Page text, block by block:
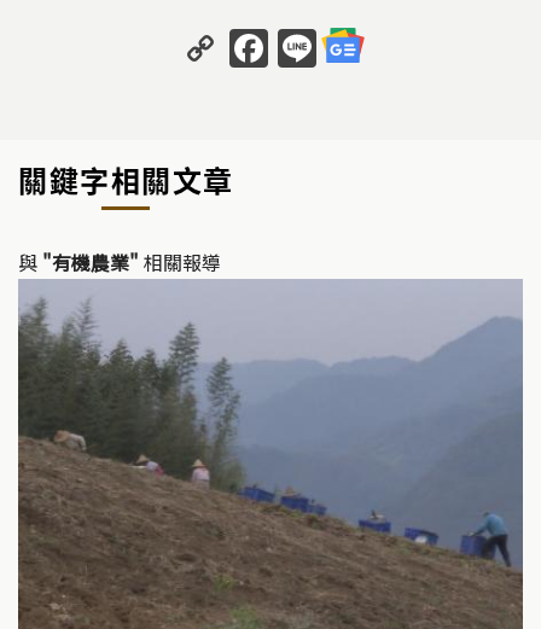
C
o
y
Li
k
F
a
o
Li
n
關鍵字相關文章
與 "有機農業" 相關報導